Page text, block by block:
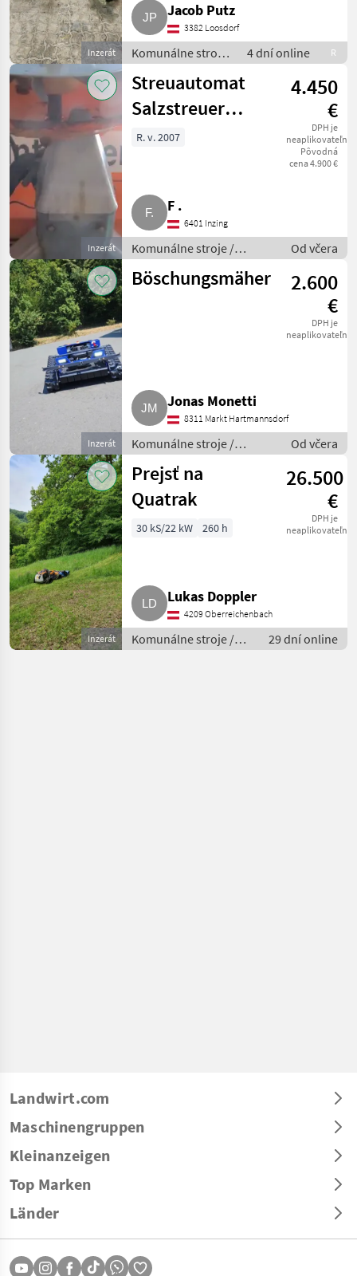
Inzerát
Jacob Putz
3382 Loosdorf
Komunálne stroje
/ Zametací stroj
4 dní online R
Inzerát
Streuautomat
Salzstreuer
Gmeiner STA
4.450
€
DPH je
neaplikovateľné
Pôvodná
cena 4.900 €
R. v. 2007
F .
6401 Inzing
Komunálne stroje /
Striekacie stroje
Od včera
Inzerát
Böschungsmäher
2.600
€
DPH je
neaplikovateľné
Jonas Monetti
8311 Markt Hartmannsdorf
Komunálne stroje /
Spádová kosačka
Od včera
Inzerát
Prejsť na
Quatrak
26.500
€
DPH je
neaplikovateľné
30 kS/22 kW 260 h
Lukas Doppler
4209 Oberreichenbach
Komunálne stroje /
Spádová kosačka
29 dní online
Landwirt.com
Maschinengruppen
Kleinanzeigen
Top Marken
Länder